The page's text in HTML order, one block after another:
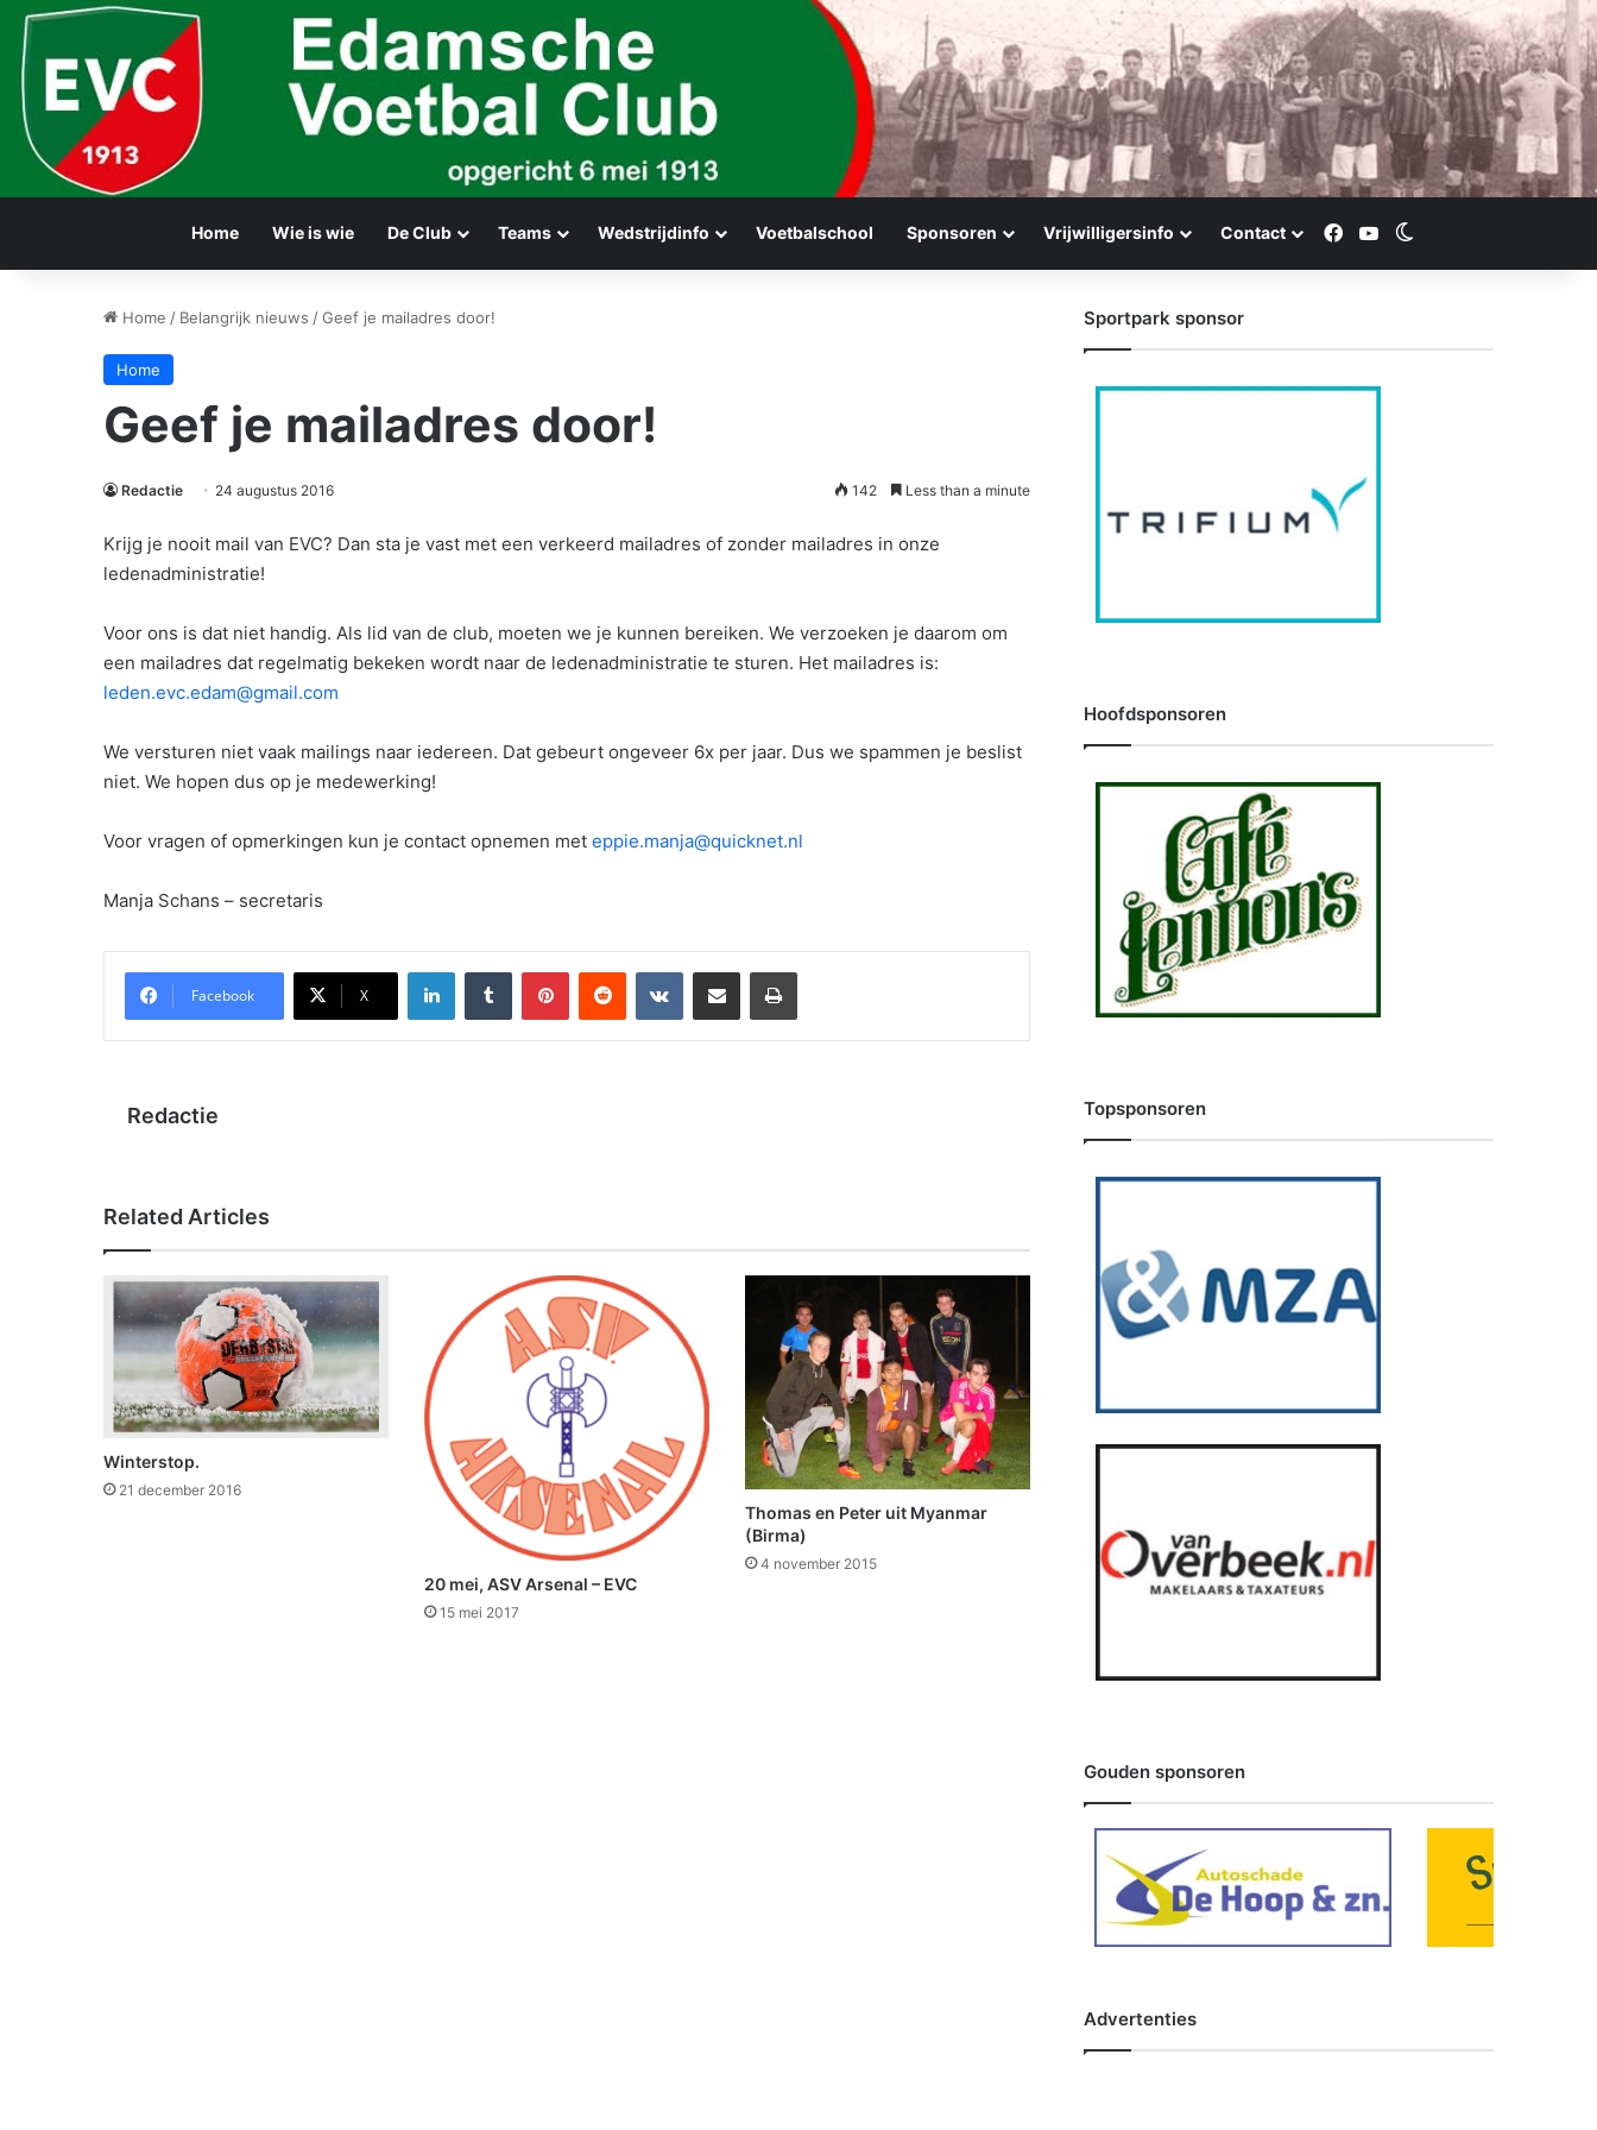
Home Wie is wie De Club Teams Wedstrijdinfo Voetbalschool Sponsoren Vrijwilligersinfo Contact Facebook
YouTube
Home / Belangrijk nieuws /Geef je mailadres door!
Home
Geef je mailadres door!
Redactie 24 augustus 2016 142 Less than a minute
Krijg je nooit mail van EVC? Dan sta je vast met een verkeerd mailadres of zonder mailadres in onze
ledenadministratie!
Voor ons is dat niet handig. Als lid van de club, moeten we je kunnen bereiken. We verzoeken je daarom om
een mailadres dat regelmatig bekeken wordt naar de ledenadministratie te sturen. Het mailadres is:
leden.evc.edam@gmail.com
We versturen niet vaak mailings naar iedereen. Dat gebeurt ongeveer 6x per jaar. Dus we spammen je beslist
niet. We hopen dus op je medewerking!
Voor vragen of opmerkingen kun je contact opnemen met eppie.manja@quicknet.nl
Manja Schans – secretaris
Facebook X
LinkedInTumblr PinterestReddit VKontakteShare via Email Print
Redactie
Related Articles
Winterstop.
21 december 2016
20 mei, ASV Arsenal – EVC
15 mei 2017
Thomas en Peter uit Myanmar
(Birma)
4 november 2015
Sportpark sponsor
Hoofdsponsoren
Topsponsoren
Gouden sponsoren
Advertenties